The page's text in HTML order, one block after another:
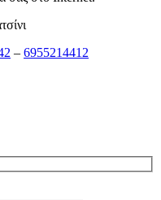
– 6955214412